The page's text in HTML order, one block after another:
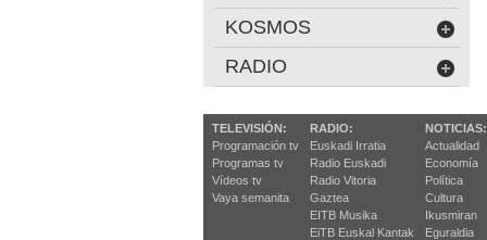
KOSMOS
RADIO
TELEVISIÓN:
Programación tv
Programas tv
Vídeos tv
Vaya semanita
RADIO:
Euskadi Irratia
Radio Euskadi
Radio Vitoria
Gaztea
EITB Musika
EiTB Euskal Kantak
NOTICIAS:
Actualidad
Economía
Política
Cultura
Ikusmiran
Eguraldia